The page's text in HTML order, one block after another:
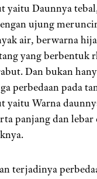
yaitu Daunnya
ujung
air, berwarna
yang berbentuk
Dan bukan
perbedaan pada
yaitu Warna
panjang dan lebar
terjadinya